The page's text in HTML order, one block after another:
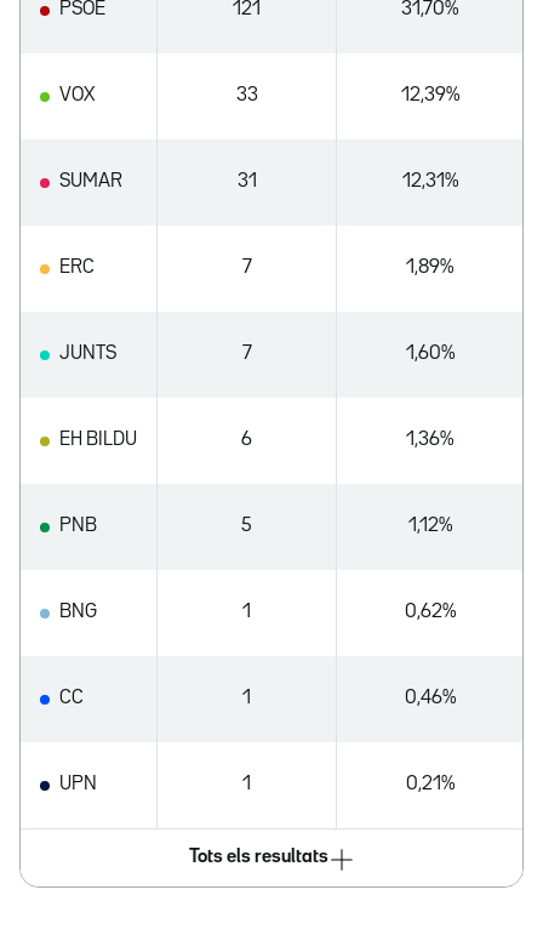
PSOE 121 31,70%
VOX 33 12,39%
SUMAR 31 12,31%
ERC 7 1,89%
JUNTS 7 1,60%
EH BILDU 6 1,36%
PNB 5 1,12%
BNG 1 0,62%
CC 1 0,46%
UPN 1 0,21%
Tots els resultats